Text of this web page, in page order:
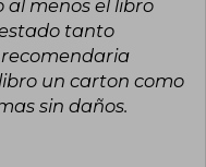
al menos el libro
tanto
recomendaria
un carton como
sin daños.